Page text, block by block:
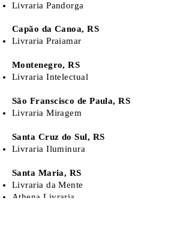
Livraria Pandorga
Capão da Canoa, RS
Livraria Praiamar
Montenegro, RS
Livraria Intelectual
São Franscisco de Paula, RS
Livraria Miragem
Santa Cruz do Sul, RS
Livraria Iluminura
Santa Maria, RS
Livraria da Mente
Athena Livraria